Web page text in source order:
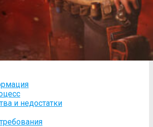
и недостатки